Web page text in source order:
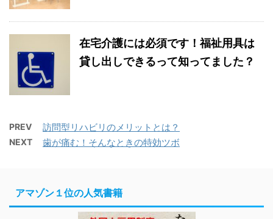
在宅介護には必須です！福祉用具は
貸し出しできるって知ってました？
PREV 訪問型リハビリのメリットとは？
NEXT 歯が痛む！そんなときの特効ツボ
アマゾン１位の人気書籍